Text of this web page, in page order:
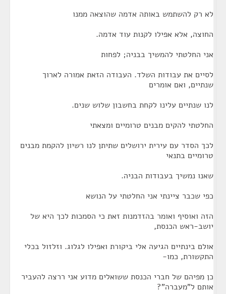
לא רק להשתמש באותה אדמה שהוצאה ממנו
החוצה, אלא אפילו לקנות עוד אדמה.
אני החלטתי להמשיך בבניה; לפחות
לסיים את עבודות השלד. העבודה הזאת אמורה לארוך
שנתיים, ואם אומרים
לנו שנתיים עלינו לקחת בחשבון שלוש שנים.
החלטתי להקים מבנים טרומיים ומצאתי
לכך הסדר עם עירית ירושלים שתיתן לנו רשיון להקמת מבנים
טרומיים בתנאי
שאנו נמשיך בעבודות הבניה.
כפי שכבר ציינתי אני החלטתי על הנושא
הזה ואוסיף ואומר בהזדמנות זאת כי הסמכות לכך היא של
יושב-ראש הכנסת,
אולם בינתיים הגיעה אלי ביקורת ואפילו לגלוג. וזלזול בכלי
התקשורת, כמו-
כן מפיהם של חברי הכנסת ששואלים מדוע אני ררצה להעביר
אותם ל"מעברה"?